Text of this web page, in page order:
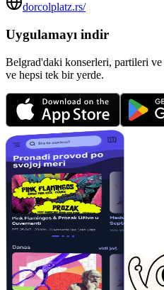
dorcolplatz.rs/
Uygulamayı indir
Belgrad'daki konserleri, partileri
ve hepsi tek bir yerde.